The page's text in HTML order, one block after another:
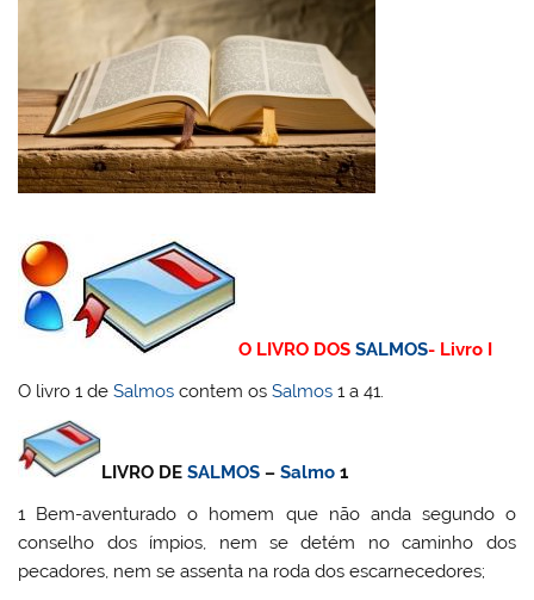
O LIVRO DOSSALMOS- Livro I
O livro 1 deSalmos contem osSalmos 1 a 41.
LIVRO DESALMOS –Salmo 1
1 Bem-aventurado o homem que não anda segundo o
conselho dos ímpios, nem se detém no caminho dos
pecadores, nem se assenta na roda dos escarnecedores;